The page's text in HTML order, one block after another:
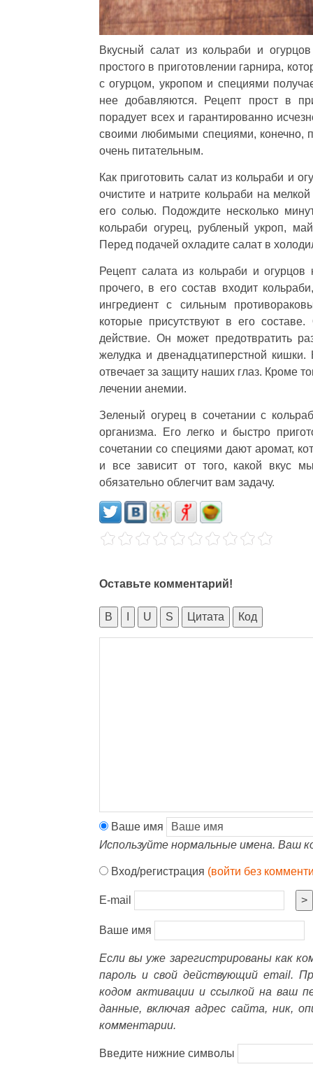
Вкусный салат из кольраби и
простого в приготовлении гарнира,
с огурцом, укропом и специями
нее добавляются. Рецепт прост в
порадует всех и гарантированно
своими любимыми специями, конечно,
очень питательным.
Как приготовить салат из кольраби и
очистите и натрите кольраби на
его солью. Подождите несколько
кольраби огурец, рубленый укроп,
Перед подачей охладите салат в
Рецепт салата из кольраби и
прочего, в его состав входит
ингредиент с сильным
которые присутствуют в его
действие. Он может предотвратить
желудка и двенадцатиперстной
отвечает за защиту наших глаз. Кроме
лечении анемии.
Зеленый огурец в сочетании с
организма. Его легко и быстро
сочетании со специями дают аромат,
и все зависит от того, какой вкус
обязательно облегчит вам задачу.
Оставьте комментарий!
B U S Цитата Код
Ваше имя
Используйте нормальные имена. Ваш
Вход/регистрация (войти без
E-mail >
Ваше имя
Если вы уже зарегистрированы как
пароль и свой действующий email.
кодом активации и ссылкой на ваш
данные, включая адрес сайта, ник,
комментарии.
Введите нижние символы